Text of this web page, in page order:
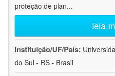
proteção de plan...
leia
Instituição/UF/País:
do Sul - RS - Brasil